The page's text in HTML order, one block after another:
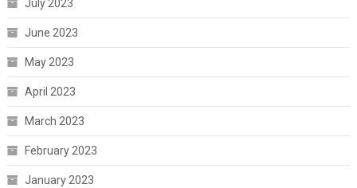
July 2023
June 2023
May 2023
April 2023
March 2023
February 2023
January 2023